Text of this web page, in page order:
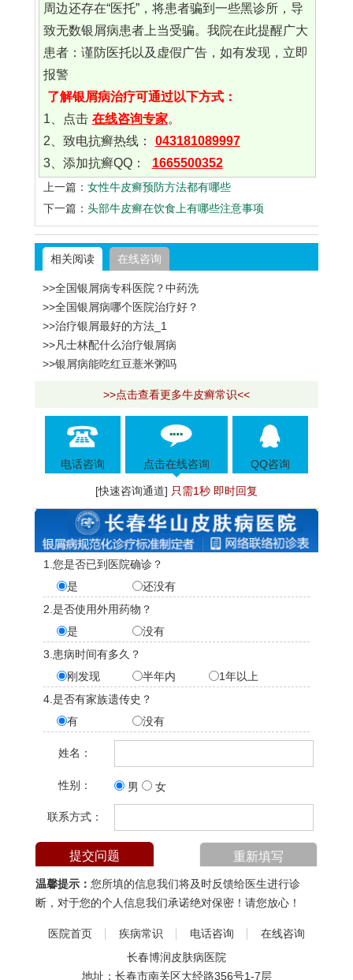
周边还存在“医托”，将患者骗到一些黑诊所，导
致无数银屑病患者上当受骗。我院在此提醒广大
患者：谨防医托以及虚假广告，如有发现，立即
报警
了解银屑病治疗可通过以下方式：
1、点击 在线咨询专家。
2、致电抗癣热线：
043181089997
3、添加抗癣QQ：
1665500352
上一篇： 女性牛皮癣预防方法都有哪些
下一篇： 头部牛皮癣在饮食上有哪些注意事项
相关阅读 在线咨询
>>全国银屑病专科医院？中药洗
>>全国银屑病哪个医院治疗好？
>>治疗银屑最好的方法_1
>>凡士林配什么治疗银屑病
>>银屑病能吃红豆薏米粥吗
>>点击查看更多牛皮癣常识<<
电话咨询 点击在线咨询 QQ咨询
[快速咨询通道] 只需1秒 即时回复
1.您是否已到医院确诊？
是
还没有
2.是否使用外用药物？
是
没有
3.患病时间有多久？
刚发现
半年内
1年以上
4.是否有家族遗传史？
有
没有
姓名：
性别： 男 女
联系方式：
温馨提示： 您所填的信息我们将及时反馈给医生进行诊
断，对于您的个人信息我们承诺绝对保密！请您放心！
医院首页 疾病常识 电话咨询
在线咨询
长春博润皮肤病医院
地址：长春市南关区大经路356号1-7层